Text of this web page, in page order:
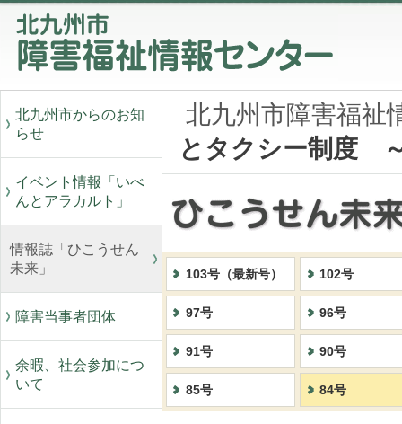
北九州市からのお知
らせ
イベント情報「いべ
んとアラカルト」
情報誌「ひこうせん
未来」
障害当事者団体
余暇、社会参加につ
いて
北九州市障害福祉
とタクシー制度
103号（最新号） 102号
97号 96号
91号 90号
85号 84号